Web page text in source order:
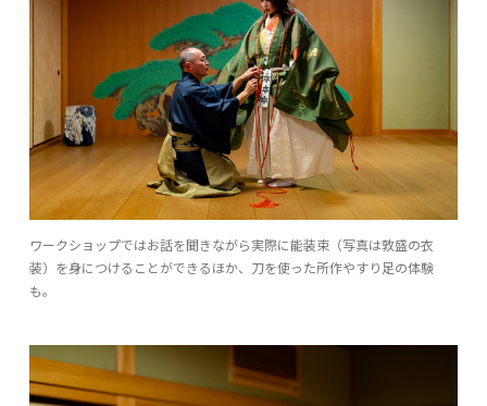
ワークショップではお話を聞きながら実際に能装束（写真は敦盛の衣
装）を身につけることができるほか、刀を使った所作やすり足の体験
も。